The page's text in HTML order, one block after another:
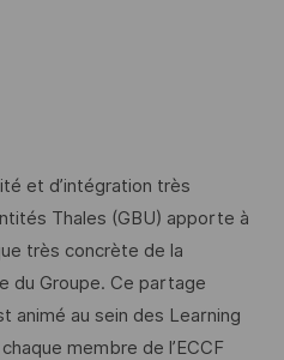
et d’intégration très
Thales (GBU) apporte à
très concrète de la
du Groupe. Ce partage
animé au sein des Learning
membre de l’ECCF